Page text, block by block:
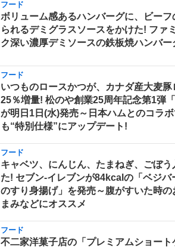
フード
ボリューム感あるハンバーグに、ビー
られるデミグラスソースをかけた! ファ
ク深い濃厚デミソースの鉄板焼ハンバー
フード
いつものロースかつが、カナダ産大麦
25％増量! 松のや創業25周年記念第1弾
が明日1日(水)発売～日本ハムとのコラ
も“特別仕様”にアップデート!
フード
キャベツ、にんじん、たまねぎ、ごぼ
た! セブン‐イレブンが84kcalの「ベジ
のすり身揚げ」を発売～腹がすいた時
まみなどにオススメ
フード
不二家洋菓子店の「プレミアムショート